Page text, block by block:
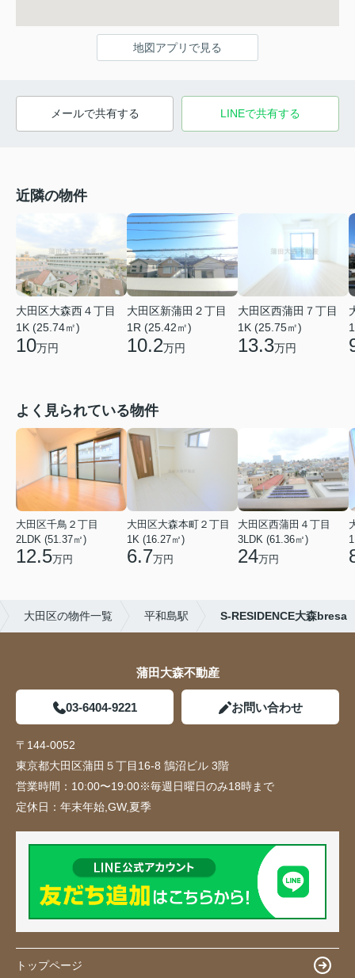
地図アプリで見る
メールで共有する LINEで共有する
近隣の物件
大田区大森西４丁目
1K (25.74㎡)
10万円
大田区新蒲田２丁目
1R (25.42㎡)
10.2万円
大田区西蒲田７丁目
1K (25.75㎡)
13.3万円
よく見られている物件
大田区千鳥２丁目
2LDK (51.37㎡)
12.5万円
大田区大森本町２丁目
1K (16.27㎡)
6.7万円
大田区西蒲田４丁目
3LDK (61.36㎡)
24万円
大田区の物件一覧 平和島駅 S-RESIDENCE大森bresa
蒲田大森不動産
03-6404-9221 お問い合わせ
〒144-0052
東京都大田区蒲田５丁目16-8 鵠沼ビル 3階
営業時間： 10:00〜19:00※毎週日曜日のみ18時まで
定休日： 年末年始,GW,夏季
トップページ